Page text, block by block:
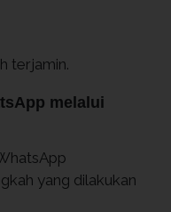
terjamin.
melalui
yang dilakukan